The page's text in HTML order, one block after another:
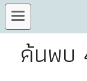
ค้นพบ